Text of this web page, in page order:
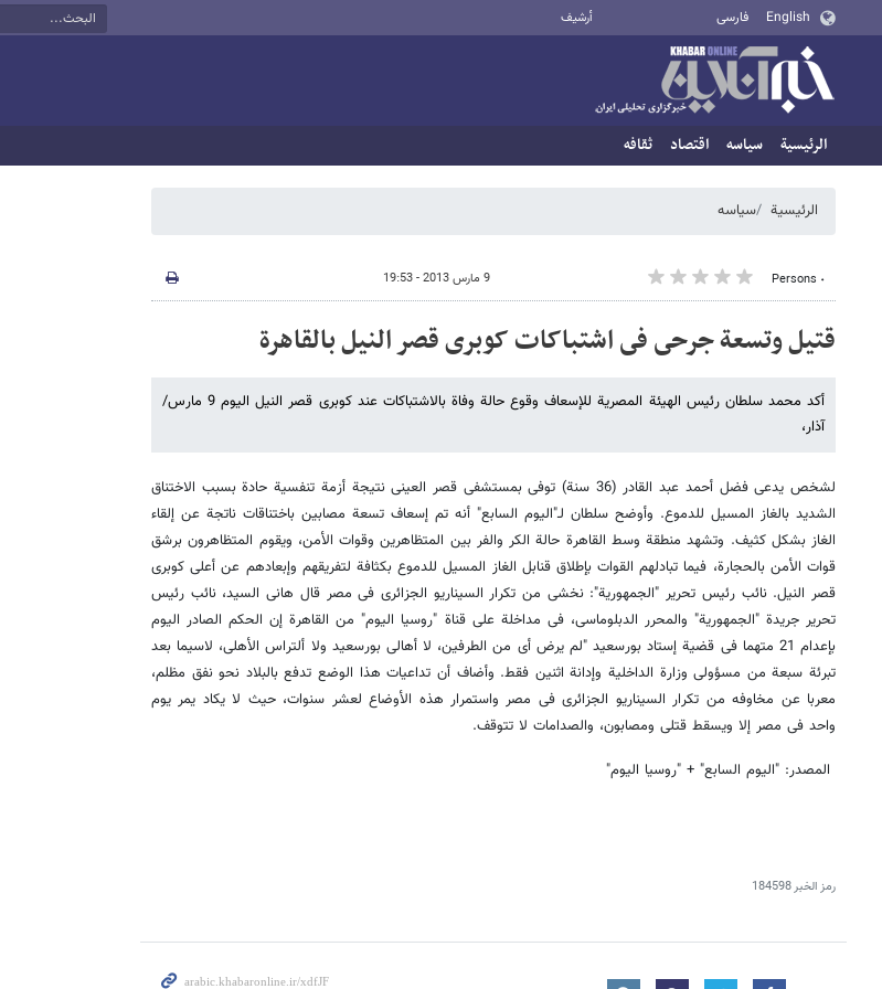
English فارسی أرشيف
الرئيسية سیاسه اقتصاد ثقافه
الرئيسية سیاسه
٠ Persons 9 مارس 2013 - 19:53
قتیل وتسعة جرحى فى اشتباکات کوبری قصر النیل بالقاهرة
أکد محمد سلطان رئیس الهیئة المصریة للإسعاف وقوع حالة وفاة بالاشتباکات عند کوبری قصر النیل الیوم 9 مارس/
آذار،
لشخص یدعی فضل أحمد عبد القادر (36 سنة) توفی بمستشفى قصر العینی نتیجة أزمة تنفسیة حادة بسبب الاختناق
الشدید بالغاز المسیل للدموع. وأوضح سلطان لـ"الیوم السابع" أنه تم إسعاف تسعة مصابین باختناقات ناتجة عن إلقاء
الغاز بشکل کثیف. وتشهد منطقة وسط القاهرة حالة الکر والفر بین المتظاهرین وقوات الأمن، ویقوم المتظاهرون برشق
قوات الأمن بالحجارة، فیما تبادلهم القوات بإطلاق قنابل الغاز المسیل للدموع بکثافة لتفریقهم وإبعادهم عن أعلى کوبرى
قصر النیل. نائب رئیس تحریر "الجمهوریة": نخشى من تکرار السیناریو الجزائری فی مصر قال هانی السید، نائب رئیس
تحریر جریدة "الجمهوریة" والمحرر الدبلوماسی، فی مداخلة على قناة "روسیا الیوم" من القاهرة إن الحکم الصادر الیوم
بإعدام 21 متهما فی قضیة إستاد بورسعید "لم یرض أی من الطرفین، لا أهالی بورسعید ولا ألتراس الأهلی، لاسیما بعد
تبرئة سبعة من مسؤولی وزارة الداخلیة وإدانة اثنین فقط. وأضاف أن تداعیات هذا الوضع تدفع بالبلاد نحو نفق مظلم،
معربا عن مخاوفه من تکرار السیناریو الجزائری فی مصر واستمرار هذه الأوضاع لعشر سنوات، حیث لا یکاد یمر یوم
واحد فی مصر إلا ویسقط قتلى ومصابون، والصدامات لا تتوقف.
المصدر: "الیوم السابع" + "روسیا الیوم"
رمز الخبر184598